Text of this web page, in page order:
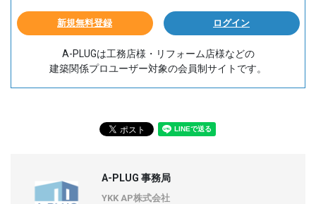
新規無料登録 ログイン
A-PLUGは工務店様・リフォーム店様などの
建築関係プロユーザー対象の会員制サイトです。
A-PLUG 事務局
YKK AP株式会社